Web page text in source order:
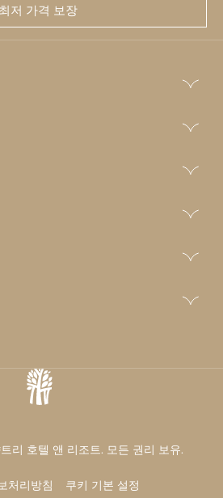
최저 가격 보장
리 호텔 앤 리조트. 모든 권리 보유.
처리방침 쿠키 기본 설정